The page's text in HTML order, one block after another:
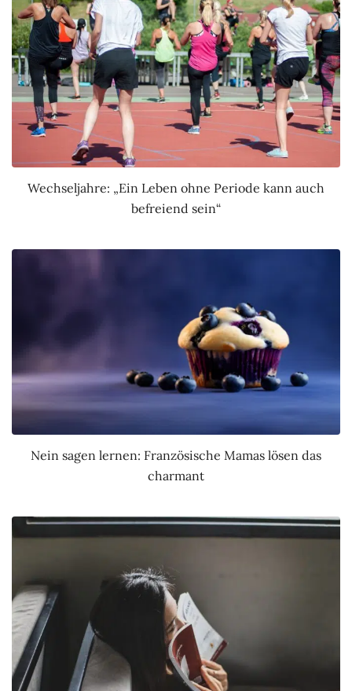
Wechseljahre: „Ein Leben ohne Periode kann auch
befreiend sein“
Nein sagen lernen: Französische Mamas lösen das
charmant